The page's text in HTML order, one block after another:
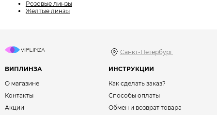
Розовые линзы
Желтые линзы
Санкт-Петербург
ВИПЛИНЗА
О магазине
Контакты
Акции
ИНСТРУКЦИИ
Как сделать заказ?
Способы оплаты
Обмен и возврат товара